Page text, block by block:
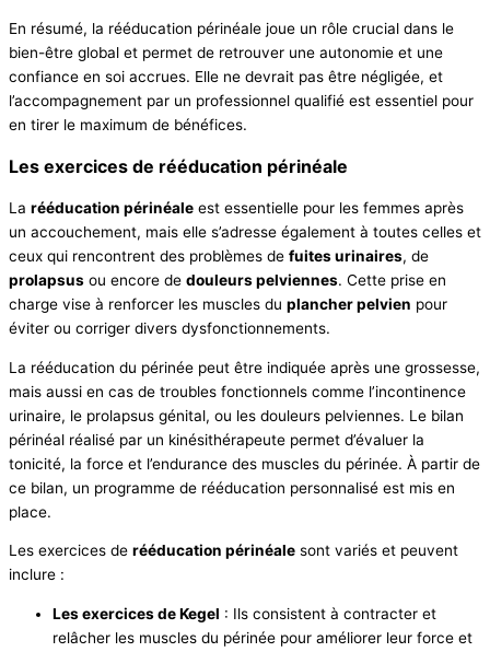
En résumé, la rééducation périnéale joue un rôle crucial dans le
bien-être global et permet de retrouver une autonomie et une
confiance en soi accrues. Elle ne devrait pas être négligée, et
l’accompagnement par un professionnel qualifié est essentiel pour
en tirer le maximum de bénéfices.
Les exercices de rééducation périnéale
La rééducation périnéale est essentielle pour les femmes après
un accouchement, mais elle s’adresse également à toutes celles et
ceux qui rencontrent des problèmes de fuites urinaires, de
prolapsus ou encore de douleurs pelviennes. Cette prise en
charge vise à renforcer les muscles du plancher pelvien pour
éviter ou corriger divers dysfonctionnements.
La rééducation du périnée peut être indiquée après une grossesse,
mais aussi en cas de troubles fonctionnels comme l’incontinence
urinaire, le prolapsus génital, ou les douleurs pelviennes. Le bilan
périnéal réalisé par un kinésithérapeute permet d’évaluer la
tonicité, la force et l’endurance des muscles du périnée. À partir de
ce bilan, un programme de rééducation personnalisé est mis en
place.
Les exercices de rééducation périnéale sont variés et peuvent
inclure :
Les exercices de Kegel : Ils consistent à contracter et
relâcher les muscles du périnée pour améliorer leur force et